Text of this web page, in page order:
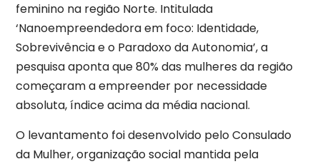
feminino na região Norte. Intitulada
‘Nanoempreendedora em foco: Identidade,
Sobrevivência e o Paradoxo da Autonomia’, a
pesquisa aponta que 80% das mulheres da região
começaram a empreender por necessidade
absoluta, índice acima da média nacional.
O levantamento foi desenvolvido pelo Consulado
da Mulher, organização social mantida pela